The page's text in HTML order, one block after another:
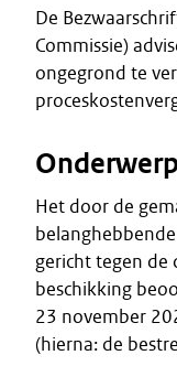
De
Commissie)
ongegrond te
Het door de
gericht tegen de
beschikking
23 november
(hierna: de